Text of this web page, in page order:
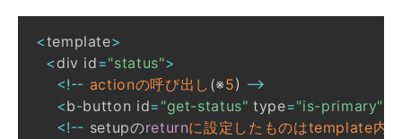
<template>
< div id="status">
<!-- actionの呼び出し (※5) --
<b-button id= "get-status" type="is-primary"
<!-- setupのreturnに設定したものはtemplate内